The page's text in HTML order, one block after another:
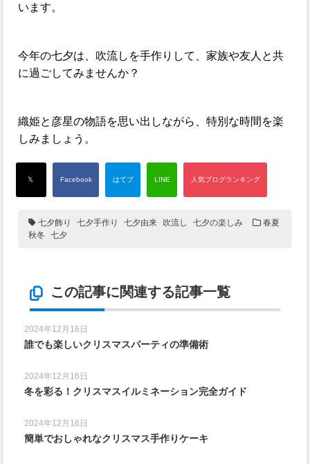
います。
今年の七夕は、吹流しを手作りして、家族や友人と共
に過ごしてみませんか？
織姫と彦星の物語を思い出しながら、特別な時間を楽
しみましょう。
七夕飾り 七夕手作り 七夕由来 吹流し 七夕の楽しみ
春夏
秋冬
七夕
この記事に関連する記事一覧
2024年12月16日
誰でも楽しいクリスマスパーティの準備術
2024年12月16日
冬を彩る！クリスマスイルミネーション完全ガイド
2024年12月16日
簡単でおしゃれなクリスマス手作りケーキ